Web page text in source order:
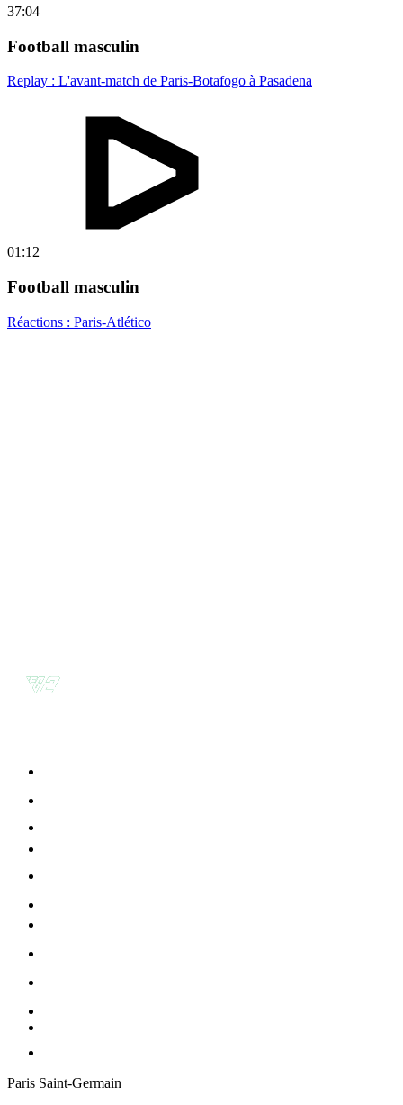
37:04
Football masculin
Replay : L'avant-match de Paris-Botafogo à Pasadena
01:12
Football masculin
Réactions : Paris-Atlético
Paris Saint-Germain